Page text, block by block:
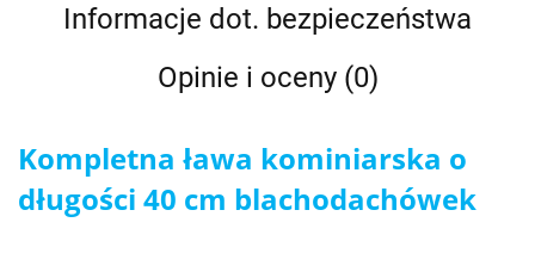
Informacje dot. bezpieczeństwa
Opinie i oceny (0)
Kompletna ława kominiarska o
długości 40 cm blachodachówek